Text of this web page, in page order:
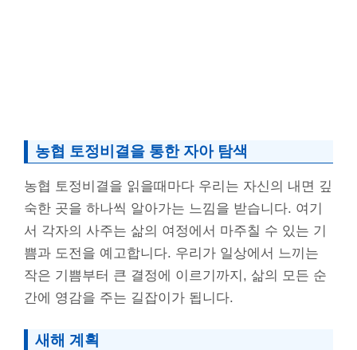
농협 토정비결을 통한 자아 탐색
농협 토정비결을 읽을때마다 우리는 자신의 내면 깊
숙한 곳을 하나씩 알아가는 느낌을 받습니다. 여기
서 각자의 사주는 삶의 여정에서 마주칠 수 있는 기
쁨과 도전을 예고합니다. 우리가 일상에서 느끼는
작은 기쁨부터 큰 결정에 이르기까지, 삶의 모든 순
간에 영감을 주는 길잡이가 됩니다.
새해 계획